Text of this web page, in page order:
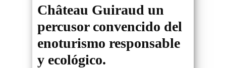
Château Guiraud un
percusor convencido del
enoturismo responsable
y ecológico.